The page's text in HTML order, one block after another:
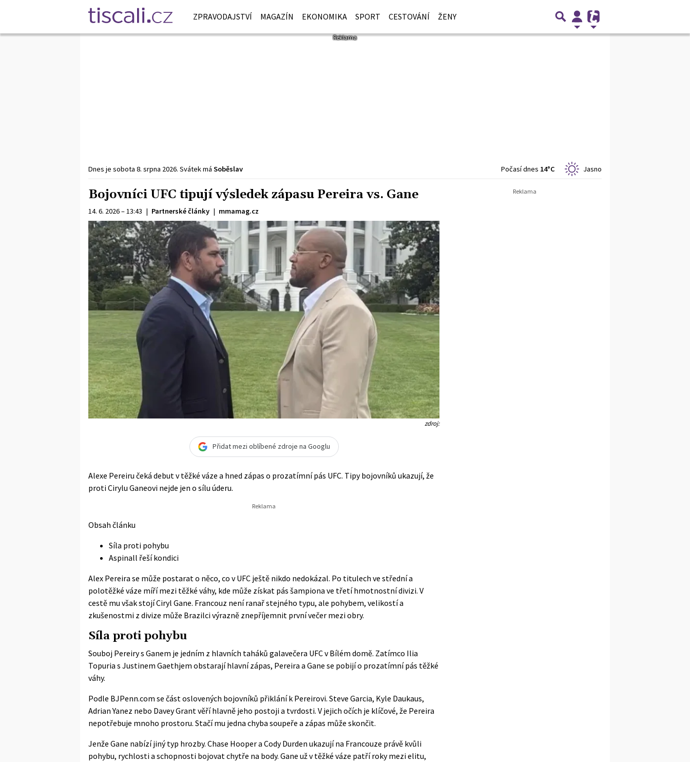
ZPRAVODAJSTVÍ MAGAZÍN EKONOMIKA SPORT CESTOVÁNÍ ŽENY
Dnes je sobota 8. srpna 2026. Svátek má Soběslav Počasí dnes 14°C Jasno
Bojovníci UFC tipují výsledek zápasu Pereira vs. Gane
14. 6. 2026 – 13:43 | Partnerské články | mmamag.cz
zdroj:
Přidat mezi oblíbené zdroje na Googlu
Alexe Pereiru čeká debut v těžké váze a hned zápas o prozatímní pás UFC. Tipy bojovníků ukazují, že
proti Cirylu Ganeovi nejde jen o sílu úderu.
Obsah článku
Síla proti pohybu
Aspinall řeší kondici
Alex Pereira se může postarat o něco, co v UFC ještě nikdo nedokázal. Po titulech ve střední a
polotěžké váze míří mezi těžké váhy, kde může získat pás šampiona ve třetí hmotnostní divizi. V
cestě mu však stojí Ciryl Gane. Francouz není ranař stejného typu, ale pohybem, velikostí a
zkušenostmi z divize může Brazilci výrazně znepříjemnit první večer mezi obry.
Síla proti pohybu
Souboj Pereiry s Ganem je jedním z hlavních taháků galavečera UFC v Bílém domě. Zatímco Ilia
Topuria s Justinem Gaethjem obstarají hlavní zápas, Pereira a Gane se pobijí o prozatímní pás těžké
váhy.
Podle BJPenn.com se část oslovených bojovníků přiklání k Pereirovi. Steve Garcia, Kyle Daukaus,
Adrian Yanez nebo Davey Grant věří hlavně jeho postoji a tvrdosti. V jejich očích je klíčové, že Pereira
nepotřebuje mnoho prostoru. Stačí mu jedna chyba soupeře a zápas může skončit.
Jenže Gane nabízí jiný typ hrozby. Chase Hooper a Cody Durden ukazují na Francouze právě kvůli
pohybu, rychlosti a schopnosti bojovat chytře na body. Gane už v těžké váze patří roky mezi elitu,